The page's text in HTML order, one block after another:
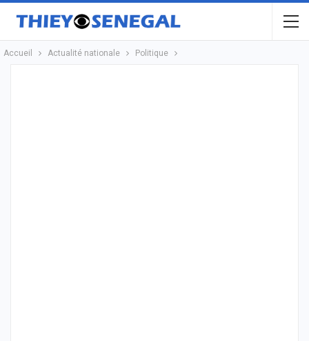
Accueil Actualité nationale Politique